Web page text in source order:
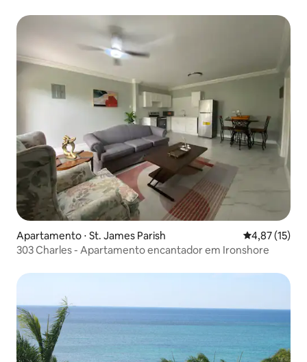
Apartamento ⋅ St. James Parish 4,87 de uma
4,87 (15)
303 Charles - Apartamento encantador em Ironshore